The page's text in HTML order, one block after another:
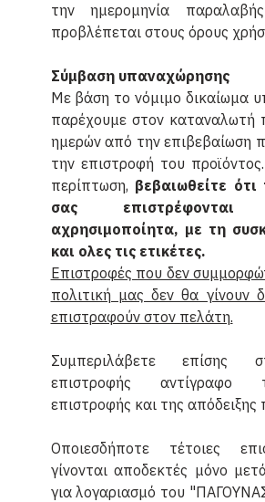
την ημερομηνία
προβλέπεται στους όρους
Σύμβαση υπαναχώρησης
Με βάση το νόμιμο δικαίωμα
παρέχουμε στον καταναλωτή
ημερών από την επιβεβαίωση
την επιστροφή του
περίπτωση, βεβαιωθείτε
σας επιστρέφονται
αχρησιμοποίητα, με τη
και ολες τις ετικέτες.
Επιστροφές που δεν
πολιτική μας δεν θα γίνουν
επιστραφούν στον πελάτη.
Συμπεριλάβετε επίσης
επιστροφής
επιστροφής και της απόδειξης
Οποιεσδήποτε τέτοιες
γίνονται αποδεκτές μόνο
για λογαριασμό του